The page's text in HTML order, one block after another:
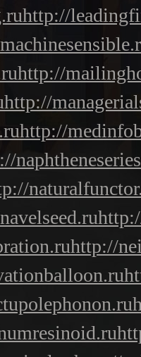
http://
http://
http://
http://
http://